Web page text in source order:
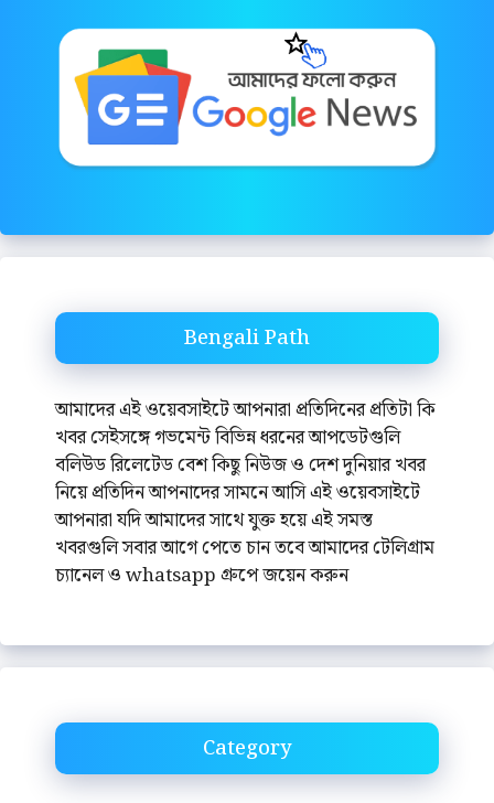
Bengali Path
আমাদের এই ওয়েবসাইটে আপনারা প্রতিদিনের প্রতিটা কি
খবর সেইসঙ্গে গভমেন্ট বিভিন্ন ধরনের আপডেটগুলি
বলিউড রিলেটেড বেশ কিছু নিউজ ও দেশ দুনিয়ার খবর
নিয়ে প্রতিদিন আপনাদের সামনে আসি এই ওয়েবসাইটে
আপনারা যদি আমাদের সাথে যুক্ত হয়ে এই সমস্ত
খবরগুলি সবার আগে পেতে চান তবে আমাদের টেলিগ্রাম
চ্যানেল ও whatsapp গ্রুপে জয়েন করুন
Category